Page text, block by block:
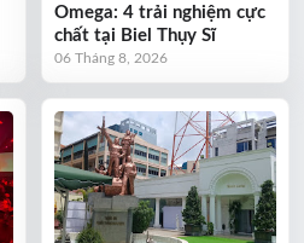
Omega: 4 trải nghiệm cực
chất tại Biel Thụy Sĩ
06 Tháng 8, 2026